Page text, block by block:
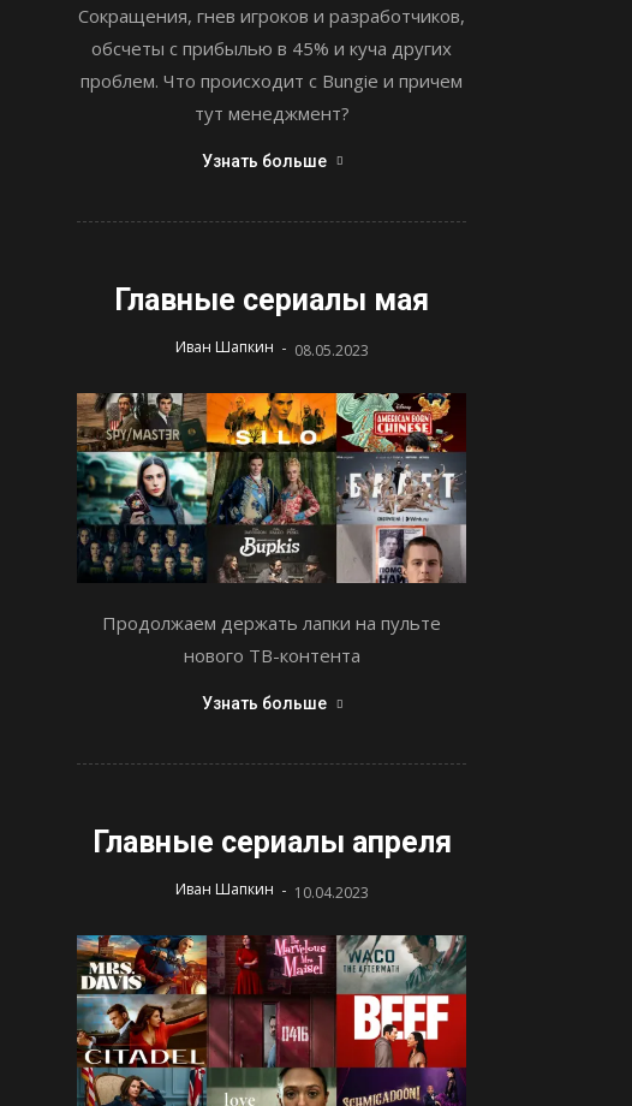
Сокращения, гнев игроков и разработчиков,
обсчеты с прибылью в 45% и куча других
проблем. Что происходит с Bungie и причем
тут менеджмент?
Узнать больше
Главные сериалы мая
Иван Шапкин - 08.05.2023
Продолжаем держать лапки на пульте
нового ТВ-контента
Узнать больше
Главные сериалы апреля
Иван Шапкин - 10.04.2023